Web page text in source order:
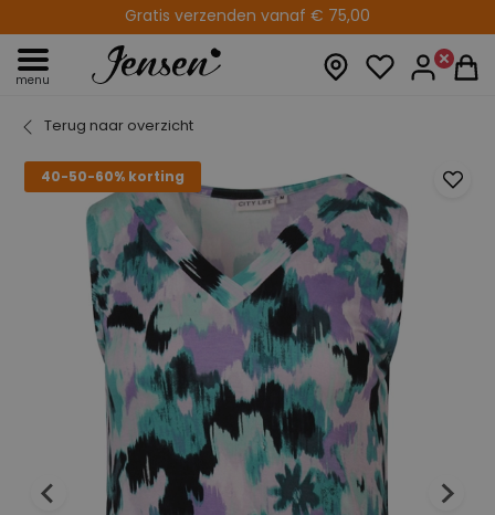
Gratis verzenden vanaf € 75,00
14 dagen retourtermijn
menu
Terug naar overzicht
40-50-60% korting